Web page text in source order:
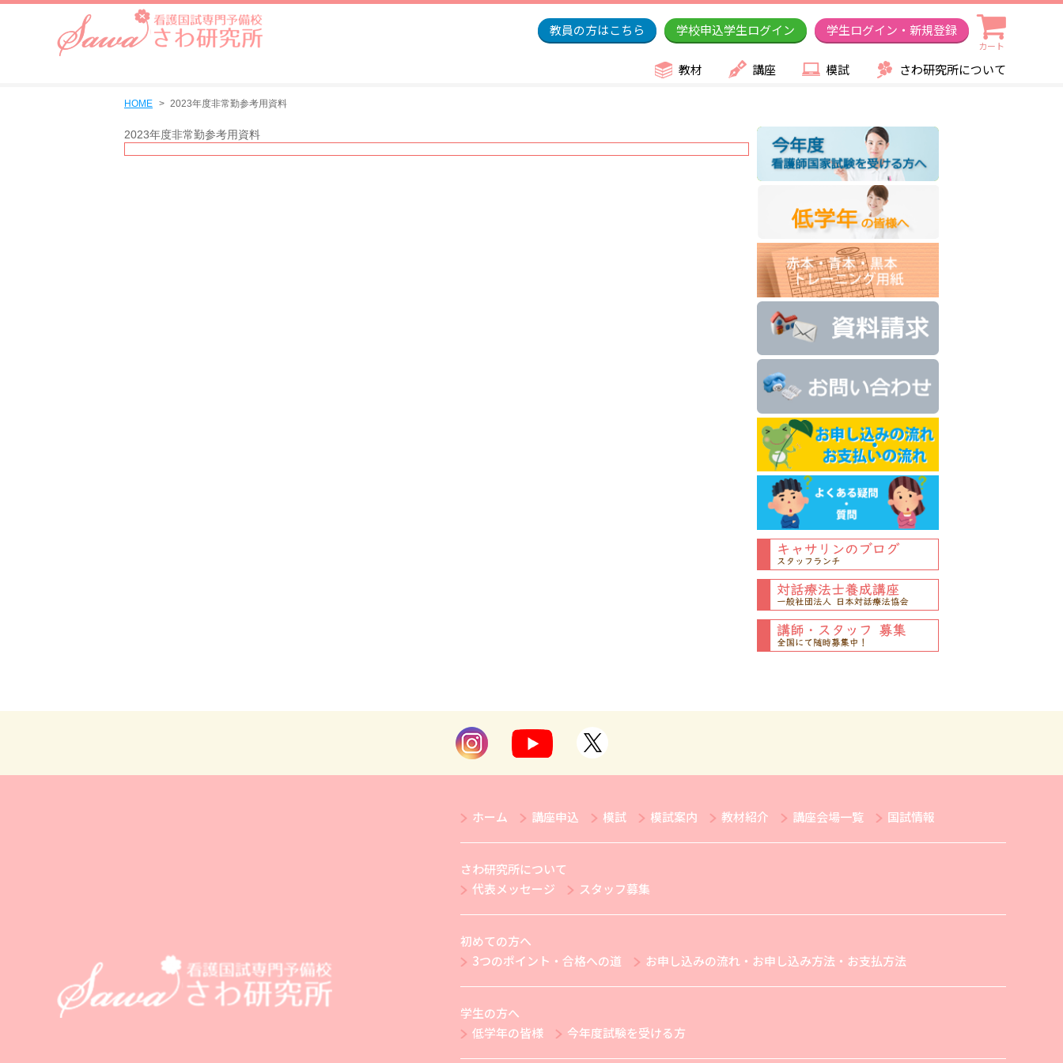
教員の方はこちら 学校申込学生ログイン 学生ログイン・新規登録
カート
教材 講座 模試 さわ研究所について
HOME 2023年度非常勤参考用資料
2023年度非常勤参考用資料
ホーム 講座申込 模試 模試案内 教材紹介 講座会場一覧 国試情報
さわ研究所について
代表メッセージ
スタッフ募集
初めての方へ
3つのポイント・合格への道
お申し込みの流れ・お申し込み方法・お支払方法
学生の方へ
低学年の皆様
今年度試験を受ける方